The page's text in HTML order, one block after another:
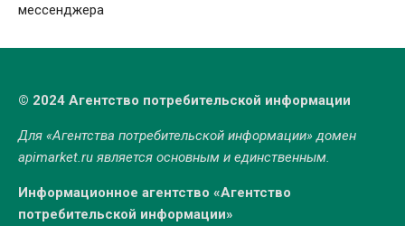
мессенджера
© 2024 Агентство потребительской информации
Для «Агентства потребительской информации» домен
apimarket.ruявляется основным и единственным.
Информационное агентство «Агентство
потребительской информации»